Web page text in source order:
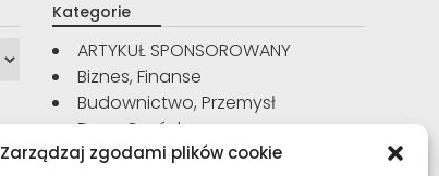
Zarządzaj zgodami plików cookie
Kategorie
ARTYKUŁ SPONSOROWANY
Biznes, Finanse
Budownictwo, Przemysł
Dom, Ogród
Edukacja, Rozrywka